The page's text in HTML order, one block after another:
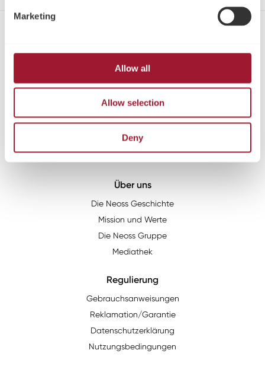
Marketing
Allow all
Allow selection
Deny
Adresse:
Neoss GmbH
Im Mediapark 5b
Über uns
Die Neoss Geschichte
Mission und Werte
Die Neoss Gruppe
Mediathek
Regulierung
Gebrauchsanweisungen
Reklamation/Garantie
Datenschutzerklärung
Nutzungsbedingungen